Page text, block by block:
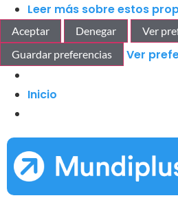
Leer más sobre estos
Aceptar Denegar
Ver
Guardar preferencias
Ver
Inicio